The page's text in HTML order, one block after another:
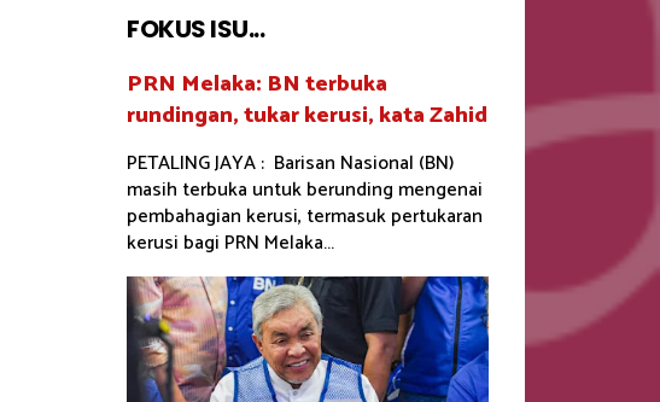
FOKUS ISU...
PRN Melaka: BN terbuka
rundingan, tukar kerusi, kata Zahid
PETALING JAYA : Barisan Nasional (BN)
masih terbuka untuk berunding mengenai
pembahagian kerusi, termasuk pertukaran
kerusi bagi PRN Melaka...